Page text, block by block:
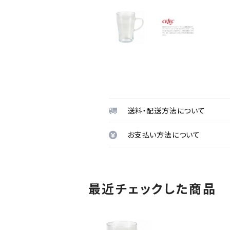
送料・配送方法について
お支払い方法について
最近チェックした商品